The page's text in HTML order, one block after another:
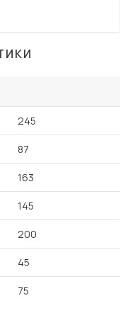
245
87
163
145
200
45
75